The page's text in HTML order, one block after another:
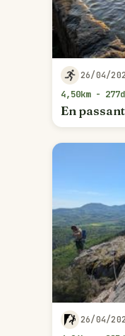
26/04/
4,50km -
En passant
26/04/